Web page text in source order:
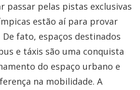
passar pelas pistas exclusivas
estão aí para provar
fato, espaços destinados
e táxis são uma conquista
do espaço urbano e
na mobilidade. A